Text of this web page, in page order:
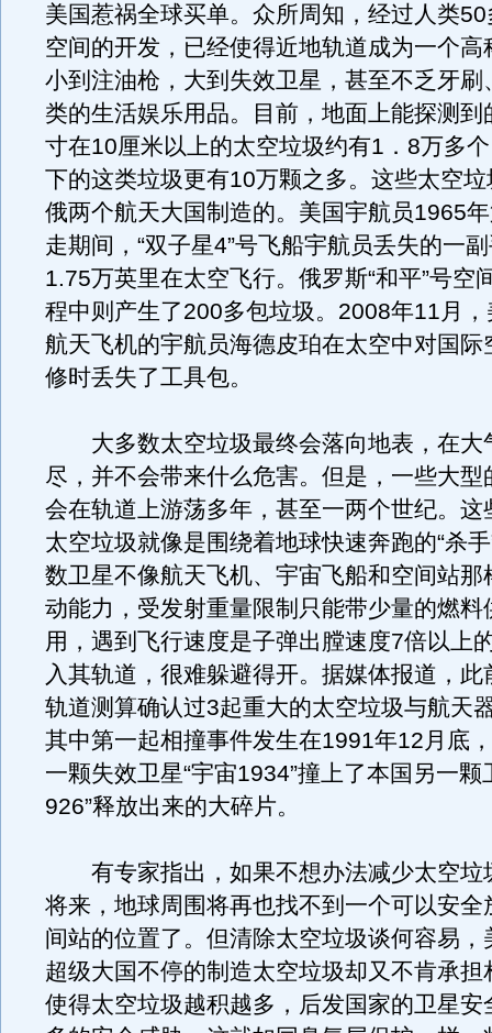
美国惹祸全球买单。众所周知，经过人类
空间的开发，已经使得近地轨道成为一个高
小到注油枪，大到失效卫星，甚至不乏牙刷
类的生活娱乐用品。目前，地面上能探测到
寸在10厘米以上的太空垃圾约有1．8万多
下的这类垃圾更有10万颗之多。这些太空
俄两个航天大国制造的。美国宇航员1965
走期间，“双子星4”号飞船宇航员丢失的一
1.75万英里在太空飞行。俄罗斯“和平”号空
程中则产生了200多包垃圾。2008年11月，
航天飞机的宇航员海德皮珀在太空中对国际
修时丢失了工具包。
大多数太空垃圾最终会落向地表，在大
尽，并不会带来什么危害。但是，一些大型
会在轨道上游荡多年，甚至一两个世纪。这
太空垃圾就像是围绕着地球快速奔跑的“杀
数卫星不像航天飞机、宇宙飞船和空间站那
动能力，受发射重量限制只能带少量的燃料
用，遇到飞行速度是子弹出膛速度7倍以上
入其轨道，很难躲避得开。据媒体报道，此
轨道测算确认过3起重大的太空垃圾与航天
其中第一起相撞事件发生在1991年12月底
一颗失效卫星“宇宙1934”撞上了本国另一颗
926”释放出来的大碎片。
有专家指出，如果不想办法减少太空垃
将来，地球周围将再也找不到一个可以安全
间站的位置了。但清除太空垃圾谈何容易，
超级大国不停的制造太空垃圾却又不肯承担
使得太空垃圾越积越多，后发国家的卫星安